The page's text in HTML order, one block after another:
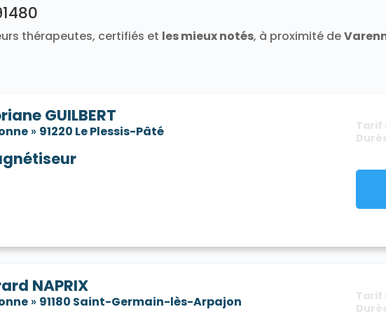
Vayres-sur-Essonne 91820 Verrières-le-Buisson 91370
Vert-le-Grand
sur-Seine 91270 Villabé 91100 Villebon-sur-Yvette 91140
thérapeutes, certifiés et les mieux notés, à proximité de
GUILBERT
» 91220 Le Plessis-Pâté
Tarif
NAPRIX
» 91180 Saint-Germain-lès-Arpajon
Tarif